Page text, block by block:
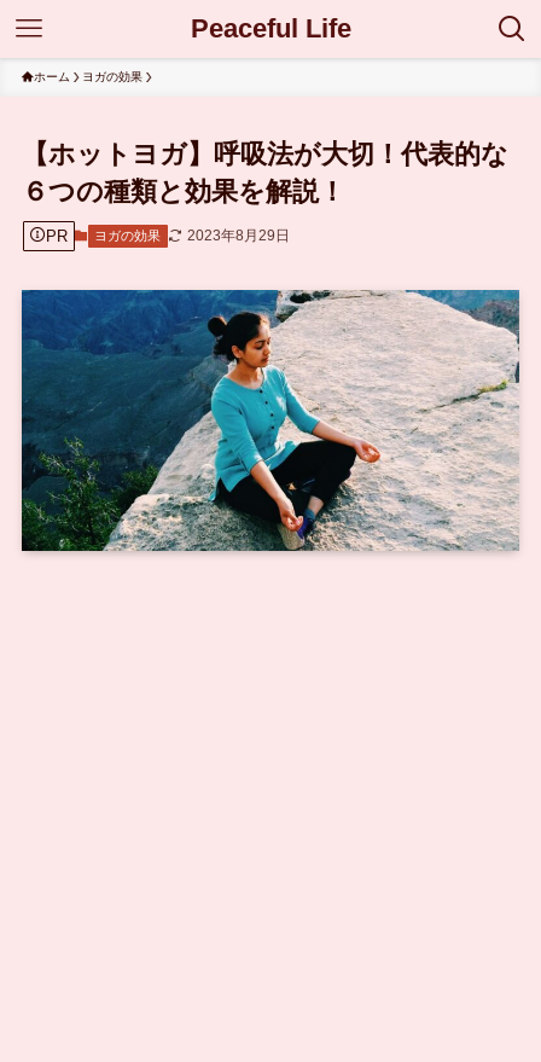
Peaceful Life
ホーム ヨガの効果
【ホットヨガ】呼吸法が大切！代表的な
６つの種類と効果を解説！
PR ヨガの効果 2023年8月29日